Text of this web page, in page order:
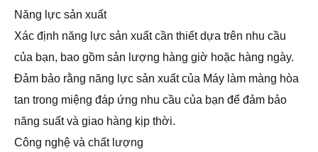
Năng lực sản xuất
Xác định năng lực sản xuất cần thiết dựa trên nhu cầu
của bạn, bao gồm sản lượng hàng giờ hoặc hàng ngày.
Đảm bảo rằng năng lực sản xuất của Máy làm màng hòa
tan trong miệng đáp ứng nhu cầu của bạn để đảm bảo
năng suất và giao hàng kịp thời.
Công nghệ và chất lượng